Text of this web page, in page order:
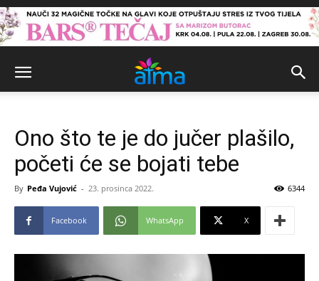
Ono što te je do jučer plašilo,
početi će se bojati tebe
By Peđa Vujović - 23. prosinca 2022. 6344
Facebook WhatsApp X